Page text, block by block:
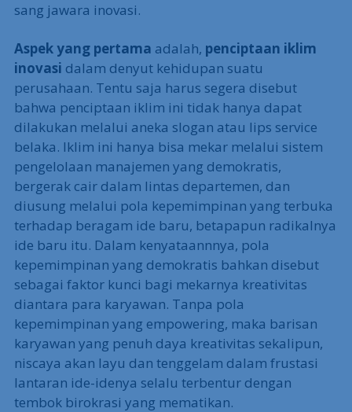
sang jawara inovasi.
Aspek yang pertama adalah, penciptaan iklim
inovasi dalam denyut kehidupan suatu
perusahaan. Tentu saja harus segera disebut
bahwa penciptaan iklim ini tidak hanya dapat
dilakukan melalui aneka slogan atau lips service
belaka. Iklim ini hanya bisa mekar melalui sistem
pengelolaan manajemen yang demokratis,
bergerak cair dalam lintas departemen, dan
diusung melalui pola kepemimpinan yang terbuka
terhadap beragam ide baru, betapapun radikalnya
ide baru itu. Dalam kenyataannnya, pola
kepemimpinan yang demokratis bahkan disebut
sebagai faktor kunci bagi mekarnya kreativitas
diantara para karyawan. Tanpa pola
kepemimpinan yang empowering, maka barisan
karyawan yang penuh daya kreativitas sekalipun,
niscaya akan layu dan tenggelam dalam frustasi
lantaran ide-idenya selalu terbentur dengan
tembok birokrasi yang mematikan.